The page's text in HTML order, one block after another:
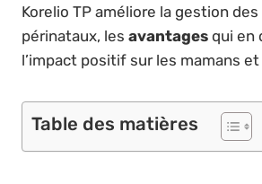
Korelio TP améliore la gestion
périnataux, les avantages qui en
l’impact positif sur les mamans
Table des matières